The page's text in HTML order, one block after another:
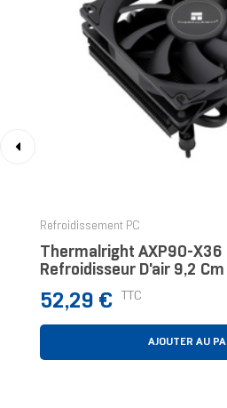
Refroidissement PC
Thermalright AXP90-
Refroidisseur D'air 9,2
Prix
52,29 € TTC
AJOUTER AU